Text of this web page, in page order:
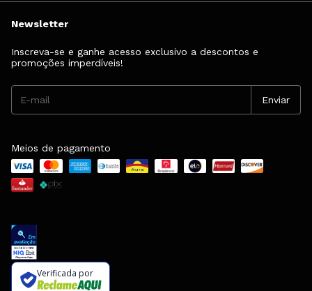
Newsletter
Inscreva-se e ganhe acesso exclusivo a descontos e
promoções imperdíveis!
Meios de pagamento
Verificada por